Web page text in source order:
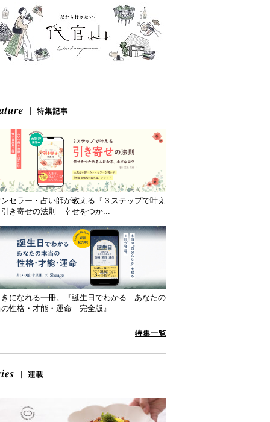
セラー・占い師が教える『３ステップで叶え
き寄せの法則 幸せをつか...
きになれる一冊。『誕生日でわかる あなたの
性格・才能・運命 完全版』
特集一覧